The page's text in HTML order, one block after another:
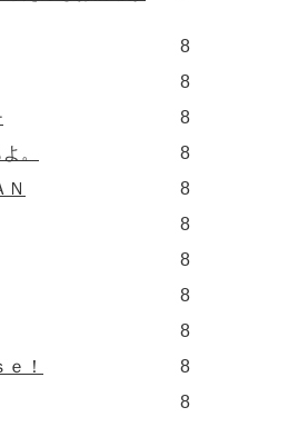
8
8
8
。
8
Ｎ
8
8
8
8
8
！
8
8